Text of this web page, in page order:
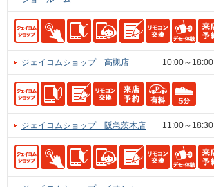
ジェイコムショップ 高槻店 10:00～18:00
ジェイコムショップ 阪急茨木店 11:00～18:30